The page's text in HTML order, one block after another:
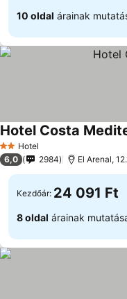
10 oldal árainak
2 Kategória
Hotel
Hotel Costa
6,0 2984 El Arenal,
Kezdőár: 24 091 Ft
8 oldal árainak